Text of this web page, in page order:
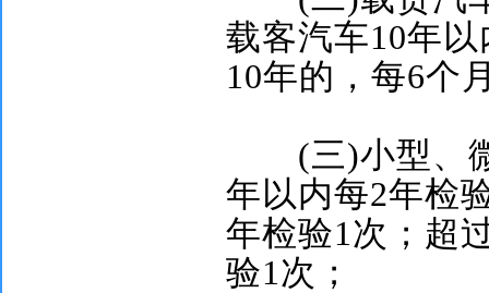
载客汽车10年以
10年的，每6个
(三)小型、
年以内每2年检
年检验1次；超
验1次；